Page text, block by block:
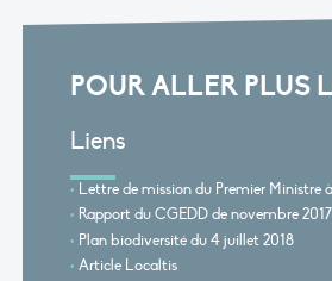
POUR ALLER PLUS
Liens
Lettre de mission du Premier Ministre
Rapport du CGEDD de novembre 2017
Plan biodiversité du 4 juillet 2018
Article Localtis